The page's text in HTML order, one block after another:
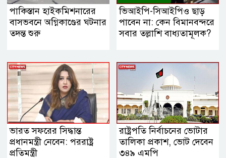
পাকিস্তান হাইকমিশনারের
বাসভবনে অগ্নিকাণ্ডের ঘটনার
তদন্ত শুরু
ভিআইপি-সিআইপিও ছাড়
পাবেন না: কেন বিমানবন্দরে
সবার তল্লাশি বাধ্যতামূলক?
ভারত সফরের সিদ্ধান্ত
প্রধানমন্ত্রী নেবেন: পররাষ্ট্র
প্রতিমন্ত্রী
রাষ্ট্রপতি নির্বাচনের ভোটার
তালিকা প্রকাশ, ভোট দেবেন
৩৪৯ এমপি